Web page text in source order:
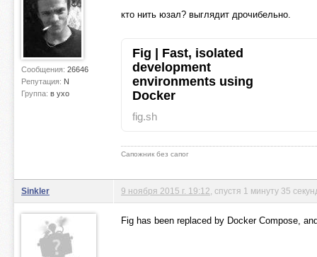
Сообщения: 26646
Репутация: N
Группа: в ухо
кто нить юзал? выглядит дрочибельно.
Fig | Fast, isolated
development
environments using
Docker
fig.sh
Сапожник без сапог
Sinkler 9 ноября 2015 г. 19:12 , спустя 1 минуту 35
Fig has been replaced by Docker Compose,